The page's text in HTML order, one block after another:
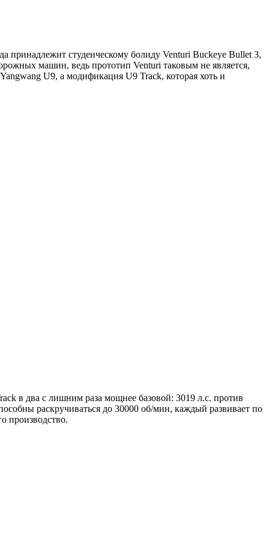
принадлежит студенческому болиду Venturi Buckeye Bullet 3,
машин, ведь прототип Venturi таковым не является,
U9, а модификация U9 Track, которая хоть и
в два с лишним раза мощнее базовой: 3019 л.с. против
раскручиваться до 30000 об/мин, каждый развивает по
производство.